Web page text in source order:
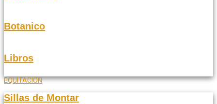
Botanico
Libros
EQUITACION
Sillas de Montar